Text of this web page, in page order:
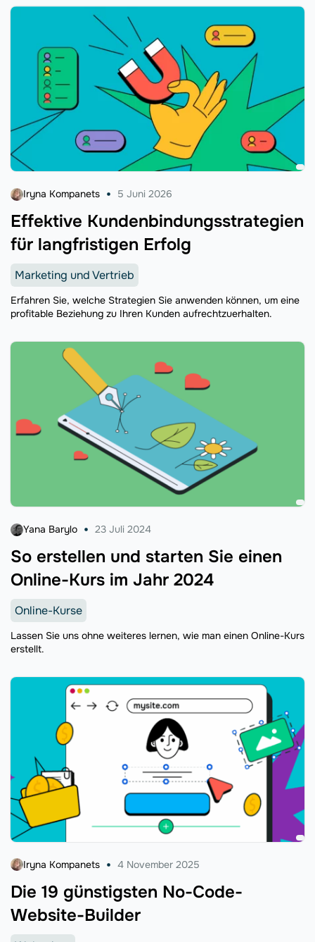
Effektive Kundenbindungsstrategien
für langfristigen Erfolg
Iryna Kompanets 5 Juni 2026
Marketing und Vertrieb
Erfahren Sie, welche Strategien Sie anwenden können, um eine
profitable Beziehung zu Ihren Kunden aufrechtzuerhalten.
So erstellen und starten Sie einen
Online-Kurs im Jahr 2024
Yana Barylo 23 Juli 2024
Online-Kurse
Lassen Sie uns ohne weiteres lernen, wie man einen Online-Kurs
erstellt.
Die 19 günstigsten No-Code-
Website-Builder
Iryna Kompanets 4 November 2025